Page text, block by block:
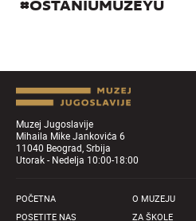
#OSTANIUMUZEYU
Muzej Jugoslavije
Mihaila Mike Jankovića 6
11040 Beograd, Srbija
Utorak - Nedelja 10:00-18:00
POČETNA
POSETITE NAS
O MUZEJU
ZA ŠKOLE